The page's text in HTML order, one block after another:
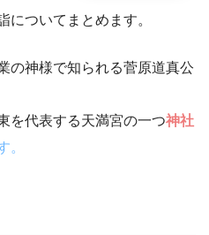
についてまとめます。
の神様で知られる菅原道真公
を代表する天満宮の一つ神社
。